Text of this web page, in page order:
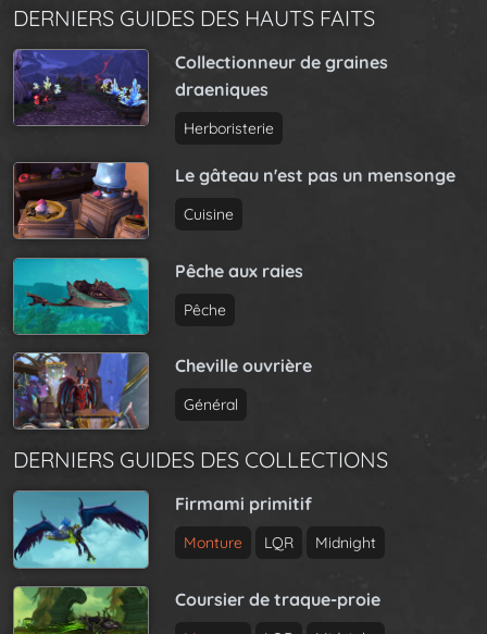
n
v
i
g
t
i
o
n
e
n
t
P
a
DERNIERS GUIDES DES HAUTS FAITS
Collectionneur de graines
draeniques
Herboristerie
Le gâteau n'est pas un mensonge
Cuisine
Pêche aux raies
Pêche
Cheville ouvrière
Général
DERNIERS GUIDES DES COLLECTIONS
Firmami primitif
Monture LQR Midnight
Coursier de traque-proie